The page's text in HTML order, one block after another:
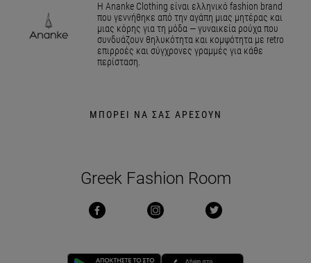
Η Ananke Clothing είναι ελληνικό fashion brand
που γεννήθηκε από την αγάπη μιας μητέρας και
μιας κόρης για τη μόδα — γυναικεία ρούχα που
συνδυάζουν θηλυκότητα και κομψότητα με retro
επιρροές και σύγχρονες γραμμές για κάθε
περίσταση.
ΜΠΟΡΕΙ ΝΑ ΣΑΣ ΑΡΕΣΟΥΝ
Greek Fashion Room